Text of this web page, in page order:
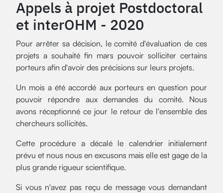
Appels à projet Postdoctoral
et interOHM - 2020
Pour arrêter sa décision, le comité d'évaluation de ces
projets a souhaité fin mars pouvoir solliciter certains
porteurs afin d'avoir des précisions sur leurs projets.
Un mois a été accordé aux porteurs en question pour
pouvoir répondre aux demandes du comité. Nous
avons réceptionné ce jour le retour de l'ensemble des
chercheurs sollicités.
Cette procédure a décalé le calendrier initialement
prévu et nous nous en excusons mais elle est gage de la
plus grande rigueur scientifique.
Si vous n'avez pas reçu de message vous demandant